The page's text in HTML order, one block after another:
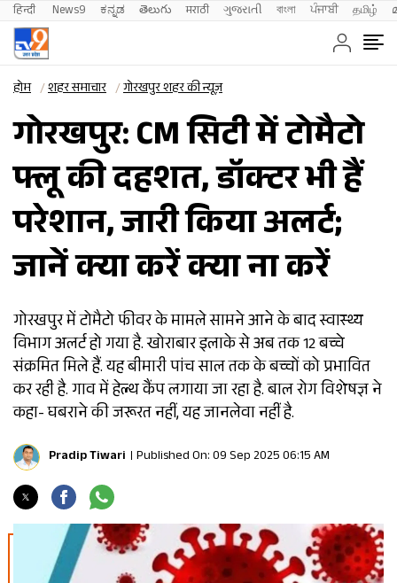
हिन्दी News9 ಕನ್ನಡ తెలుగు मराठी ગુજરાતી বাংলা ਪੰਜਾਬੀ தமிழ்
होम शहर समाचार गोरखपुर शहर की न्यूज़
गोरखपुर: CM सिटी में टोमैटो
फ्लू की दहशत, डॉक्‍टर भी हैं
परेशान, जारी किया अलर्ट;
जानें क्‍या करें क्‍या ना करें
गोरखपुर में टोमैटो फीवर के मामले सामने आने के बाद स्वास्थ्य
विभाग अलर्ट हो गया है. खोराबार इलाके से अब तक 12 बच्चे
संक्रमित मिले हैं. यह बीमारी पांच साल तक के बच्चों को प्रभावित
कर रही है. गाव में हेल्थ कैंप लगाया जा रहा है. बाल रोग विशेषज्ञ ने
कहा- घबराने की जरूरत नहीं, यह जानलेवा नहीं है.
Pradip Tiwari Published On: 09 Sep 2025 06:15 AM